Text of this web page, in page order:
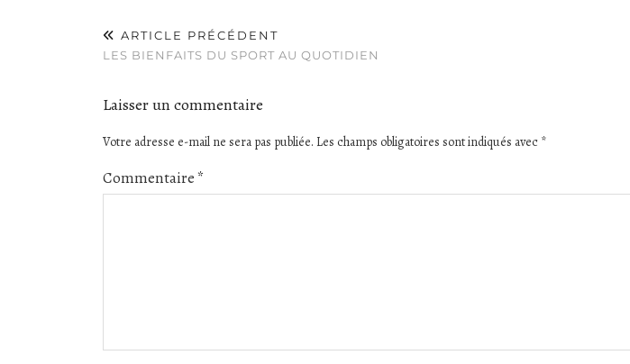
ARTICLE PRÉCÉDENT
LES BIENFAITS DU SPORT AU QUOTIDIEN
Laisser un commentaire
Votre adresse e-mail ne sera pas publiée. Les champs obligatoires sont indiqués avec *
Commentaire *